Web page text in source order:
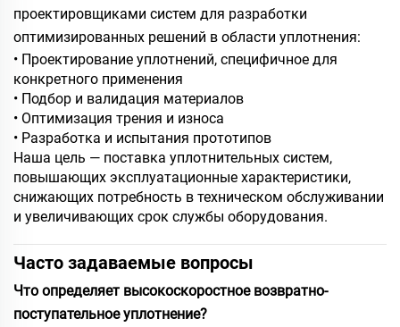
проектировщиками систем для разработки
оптимизированных решений в области уплотнения:
• Проектирование уплотнений, специфичное для
конкретного применения
• Подбор и валидация материалов
• Оптимизация трения и износа
• Разработка и испытания прототипов
Наша цель — поставка уплотнительных систем,
повышающих эксплуатационные характеристики,
снижающих потребность в техническом обслуживании
и увеличивающих срок службы оборудования.
Часто задаваемые вопросы
Что определяет высокоскоростное возвратно-
поступательное уплотнение?